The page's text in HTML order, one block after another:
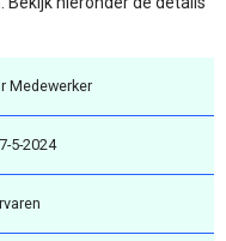
Medewerker
5-2024